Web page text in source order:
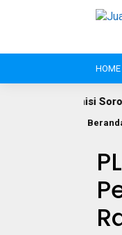
HOME
Tunggakan PBB